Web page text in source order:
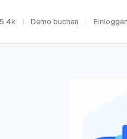
Demo buchen Einloggen